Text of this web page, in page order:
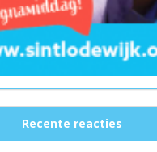
Recente reacties